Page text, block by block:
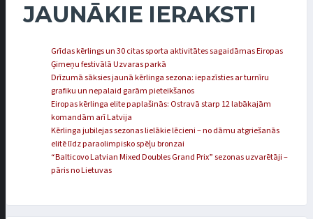
JAUNĀKIE IERAKSTI
Grīdas kērlings un 30 citas sporta aktivitātes sagaidāmas Eiropas
Ģimeņu festivālā Uzvaras parkā
Drīzumā sāksies jaunā kērlinga sezona: iepazīsties ar turnīru
grafiku un nepalaid garām pieteikšanos
Eiropas kērlinga elite paplašinās: Ostravā starp 12 labākajām
komandām arī Latvija
Kērlinga jubilejas sezonas lielākie lēcieni – no dāmu atgriešanās
elitē līdz paraolimpisko spēļu bronzai
“Balticovo Latvian Mixed Doubles Grand Prix” sezonas uzvarētāji –
pāris no Lietuvas